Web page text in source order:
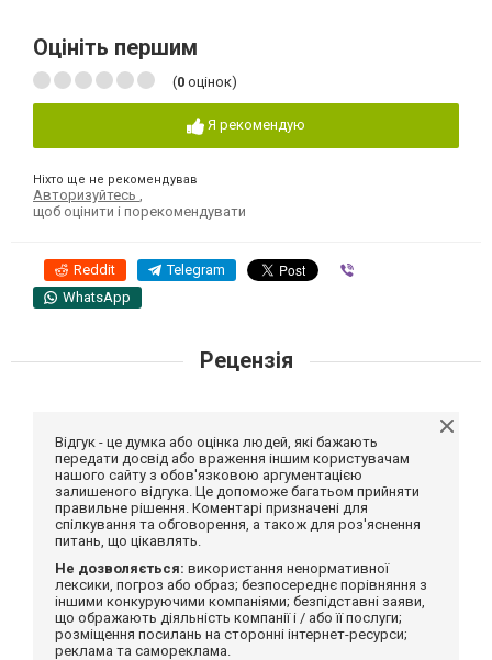
Оцініть першим
(0 оцінок)
Я рекомендую
Ніхто ще не рекомендував
Авторизуйтесь
щоб оцінити і порекомендувати
Reddit Telegram
WhatsApp
Рецензія
Відгук - це думка або оцінка людей, які бажають
передати досвід або враження іншим користувачам
нашого сайту з обов'язковою аргументацією
залишеного відгука. Це допоможе багатьом прийняти
правильне рішення. Коментарі призначені для
спілкування та обговорення, а також для роз'яснення
питань, що цікавлять.
Не дозволяється: використання ненормативної
лексики, погроз або образ; безпосереднє порівняння з
іншими конкуруючими компаніями; безпідставні заяви,
що ображають діяльність компанії і / або її послуги;
розміщення посилань на сторонні інтернет-ресурси;
реклама та самореклама.